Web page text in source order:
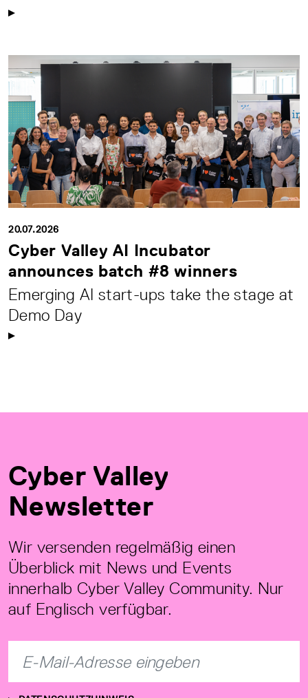
20.07.2026
Cyber Valley AI Incubator
announces batch #8 winners
Emerging AI start-ups take the stage at
Demo Day
Cyber Valley
Newsletter
Wir versenden regelmäßig einen
Überblick mit News und Events
innerhalb Cyber Valley Community. Nur
auf Englisch verfügbar.